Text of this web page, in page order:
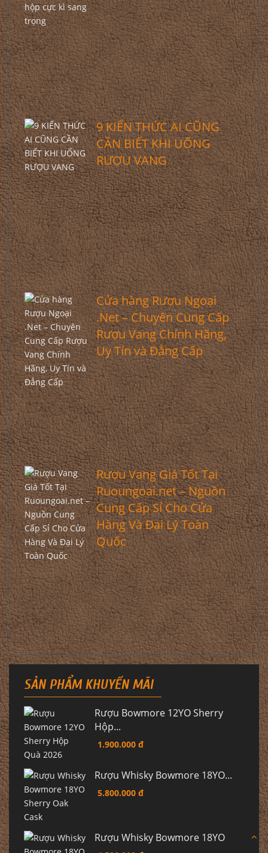
9 KIẾN THỨC AI CŨNG
CẦN BIẾT KHI UỐNG
RƯỢU VANG
Cửa hàng Rượu Ngoại
.Net – Chuyên Cung Cấp
Rượu Vang Chính Hãng,
Uy Tín và Đẳng Cấp
Rượu Vang Giá Tốt Tại
Ruoungoai.net – Nguồn
Cung Cấp Sỉ Cho Cửa
Hàng Và Đại Lý Toàn
Quốc
SẢN PHẨM KHUYẾN MÃI
Rượu Bowmore 12YO Sherry
Hộp...
1.900.000 đ
Rượu Whisky Bowmore 18YO...
5.800.000 đ
Rượu Whisky Bowmore 18YO